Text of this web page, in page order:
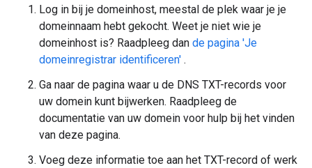
Log in bij je domeinhost, meestal de plek waar je je
domeinnaam hebt gekocht. Weet je niet wie je
domeinhost is? Raadpleeg dan de pagina 'Je
domeinregistrar identificeren' .
Ga naar de pagina waar u de DNS TXT-records voor
uw domein kunt bijwerken. Raadpleeg de
documentatie van uw domein voor hulp bij het vinden
van deze pagina.
Voeg deze informatie toe aan het TXT-record of werk